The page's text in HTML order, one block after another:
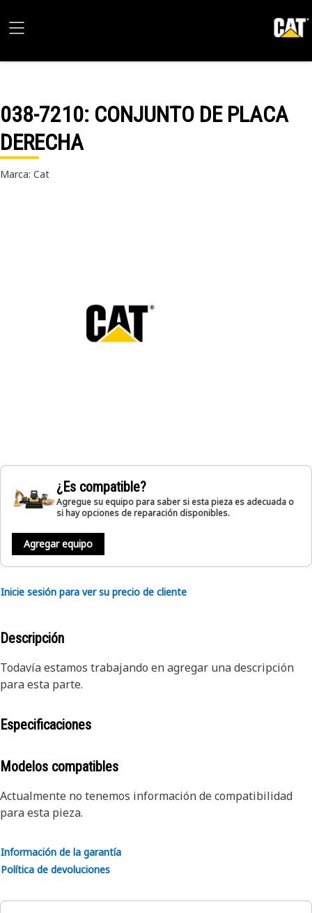
038-7210: CONJUNTO DE PLACA
DERECHA
Marca: Cat
¿Es compatible?
Agregue su equipo para saber si esta pieza es adecuada o
si hay opciones de reparación disponibles.
Agregar equipo
Inicie sesión para ver su precio de cliente
Descripción
Todavía estamos trabajando en agregar una descripción
para esta parte.
Especificaciones
Modelos compatibles
Actualmente no tenemos información de compatibilidad
para esta pieza.
Información de la garantía
Política de devoluciones